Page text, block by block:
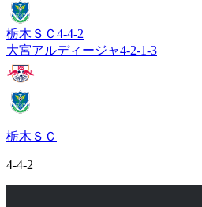
栃木ＳＣ 4-4-2
大宮アルディージャ4-2-1-3
栃木ＳＣ
4-4-2